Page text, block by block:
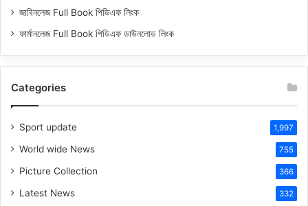
জাবিনলেজ Full Book পিডিএফ লিংক
ফার্মানলেজ Full Book পিডিএফ ডাউনলোড লিংক
Categories
Sport update 1,997
World wide News 755
Picture Collection 366
Latest News 332